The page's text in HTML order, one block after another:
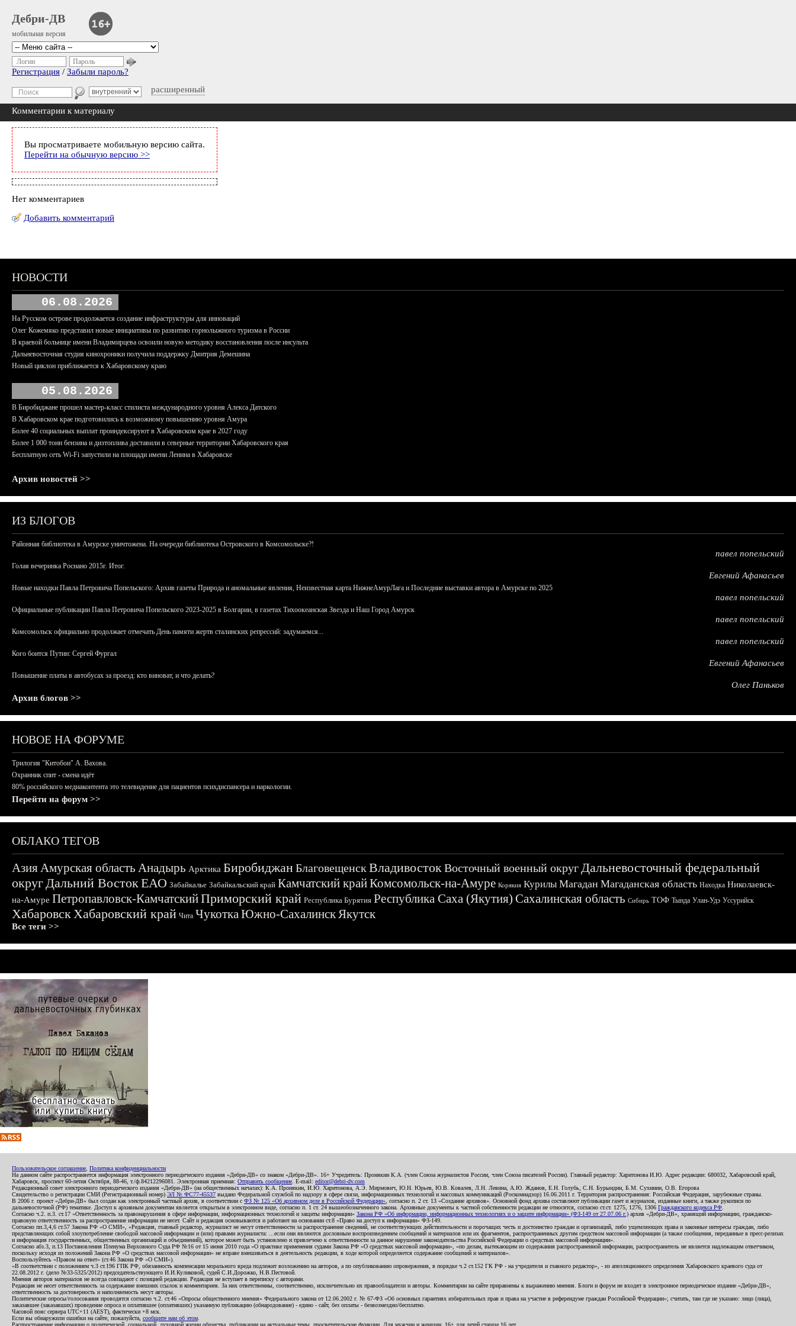
Дебри-ДВ
мобильная версия
расширенный
Логин Пароль
Регистрация / Забыли пароль?
Комментарии к материалу
Вы просматриваете мобильную версию сайта.
Перейти на обычную версию >>
Нет комментариев
Добавить комментарий
НОВОСТИ
06.08.2026
На Русском острове продолжается создание инфраструктуры для инноваций
Олег Кожемяко представил новые инициативы по развитию горнолыжного туризма в России
В краевой больнице имени Владимирцева освоили новую методику восстановления после инсульта
Дальневосточная студия кинохроники получила поддержку Дмитрия Демешина
Новый циклон приближается к Хабаровскому краю
05.08.2026
В Биробиджане прошел мастер-класс стилиста международного уровня Алекса Датского
В Хабаровском крае подготовились к возможному повышению уровня Амура
Более 40 социальных выплат проиндексируют в Хабаровском крае в 2027 году
Более 1 000 тонн бензина и дизтоплива доставили в северные территории Хабаровского края
Бесплатную сеть Wi-Fi запустили на площади имени Ленина в Хабаровске
Архив новостей >>
ИЗ БЛОГОВ
Районная библиотека в Амурске уничтожена. На очереди библиотека Островского в Комсомольске?!
павел попельский
Голая вечеринка Роснано 2015г. Итог.
Евгений Афанасьев
Новые находки Павла Петровича Попельского: Архив газеты Природа и аномальные явления, Неизвестная карта НижнеАмурЛага и Последние выставки автора в Амурске по 2025
павел попельский
Официальные публикации Павла Петровича Попельского 2023-2025 в Болгарии, в газетах Тихоокеанская Звезда и Наш Город Амурск
павел попельский
Комсомольск официально продолжает отмечать День памяти жертв сталинских репрессий: задумаемся...
павел попельский
Кого боится Путин: Сергей Фургал
Евгений Афанасьев
Повышение платы в автобусах за проезд: кто виноват, и что делать?
Олег Паньков
Архив блогов >>
НОВОЕ НА ФОРУМЕ
Трилогия "Китобои" А. Вахова.
Охранник спит - смена идёт
80% российского медиаконтента это телевидение для пациентов психдиспансера и наркологии.
Перейти на форум >>
ОБЛАКО ТЕГОВ
АзияАмурская область Анадырь Арктика БиробиджанБлаговещенскВладивостокВосточный военный округДальневосточный федеральный
округДальний ВостокЕАО Забайкалье Забайкальский край Камчатский крайКомсомольск-на-Амуре Корякия Курилы Магадан Магаданская область Находка Николаевск-
на-Амуре Петропавловск-КамчатскийПриморский край Республика Бурятия Республика Саха (Якутия) Сахалинская область Сибирь ТОФ Тында Улан-Удэ Уссурийск
ХабаровскХабаровский край Чита ЧукоткаЮжно-СахалинскЯкутск
Все теги >>
Пользовательское соглашение Политика конфиденциальности
На данном сайте распространяется информация электронного периодического издания «Дебри-ДВ» со знаком «Дебри-ДВ». 16+ Учредитель: Пронякин К.А. (член Союза журналистов России, член Союза писателей России). Главный редактор: Харитонова И.Ю. Адрес редакции: 680032, Хабаровский край,
Хабаровск, проспект 60-летия Октября, 88-46, т./ф.84212296081. Электронная приемная: Отправить сообщение . E-mail: editor@debri-dv.com
Редакционный совет электронного периодического издания «Дебри-ДВ» (на общественных началах): К.А. Пронякин, И.Ю. Харитонова, А.Э. Мирмович, Ю.Н. Юрьев, Ю.В. Ковалев, Л.Н. Левина, А.Ю. Жданов, Е.Н. Голубь, С.Н. Бурындин, Б.М. Сухинин, О.В. Егорова
Свидетельство о регистрации СМИ (Регистрационный номер) ЭЛ № ФС77-45537 выдано Федеральной службой по надзору в сфере связи, информационных технологий и массовых коммуникаций (Роскомнадзор) 16.06.2011 г. Территория распространения: Российская Федерация, зарубежные страны.
В 2006 г. проект «Дебри-ДВ» был создан как электронный частный архив, в соответствии с ФЗ № 125 «Об архивном деле в Российской Федерации» , согласно п. 2 ст. 13 «Создание архивов». Основной фонд архива составляют публикации газет и журналов, изданные книги, а также рукописи по
дальневосточной (РФ) тематике. Доступ к архивным документам является открытым в электронном виде, согласно п. 1 ст. 24 вышеобозначенного закона. Архивные документы к частной собственности редакции не относятся, согласно ст.ст. 1275, 1276, 1306 Гражданского кодекса РФ
Согласно ч.2. п.3. ст.17 «Ответственность за правонарушения в сфере информации, информационных технологий и защиты информации» Закона РФ «Об информации, информационных технологиях и о защите информации» (ФЗ-149 от 27.07.06 г.) архив «Дебри-ДВ», хранящий информацию, гражданско-
правовую ответственность за распространение информации не несет. Сайт и редакция основываются и работают на основании ст.8 «Право на доступ к информации» ФЗ-149.
Согласно пп.3,4,6 ст.57 Закона РФ «О СМИ», «Редакция, главный редактор, журналист не несут ответственности за распространение сведений, не соответствующих действительности и порочащих честь и достоинство граждан и организаций, либо ущемляющих права и законные интересы граждан, либо
представляющих собой злоупотребление свободой массовой информации и (или) правами журналиста: ...если они являются дословным воспроизведением сообщений и материалов или их фрагментов, распространенных другим средством массовой информации (а также сообщения, переданные в пресс-релизах
и информация государственных, общественных организаций и объединений), которое может быть установлено и привлечено к ответственности за данное нарушение законодательства Российской Федерации о средствах массовой информации».
Согласно абз.3, п.13 Постановления Пленума Верховного Суда РФ №16 от 15 июня 2010 года «О практике применения судами Закона РФ «О средствах массовой информации», «по делам, вытекающим из содержания распространенной информации, распространитель не является надлежащим ответчиком,
поскольку исходя из положений Закона РФ «О средствах массовой информации» не вправе вмешиваться в деятельность редакции, в ходе которой определяется содержание сообщений и материалов».
Воспользуйтесь «Правом на ответ» (ст.46 Закона РФ «О СМИ»).
«В соответствии с положением ч.3 ст.196 ГПК РФ, обязанность компенсации морального вреда подлежит возложению на авторов, а по опубликованию опровержения, в порядке ч.2 ст.152 ГК РФ - на учредителя и главного редактор», - из апелляционного определения Хабаровского краевого суда от
22.08.2012 г. (дело №33-5325/2012) председательствующего И.И.Куликовой, судей С.И.Дорожко, Н.В.Пестовой.
Мнения авторов материалов не всегда совпадают с позицией редакции. Редакция не вступает в переписку с авторами.
Редакция не несет ответственность за содержание внешних ссылок и комментариев. За них ответственны, соответственно, исключительно их правообладатели и авторы. Комментарии на сайте приравнены к выражению мнения. Блоги и форум не входят в электронное периодическое издание «Дебри-ДВ»,
ответственность за достоверность и наполняемость несут авторы.
Политические опросы/голосования проводятся согласно ч.2. ст.46 «Опросы общественного мнения» Федерального закона от 12.06.2002 г. № 67-ФЗ «Об основных гарантиях избирательных прав и права на участие в референдуме граждан Российской Федерации»; считать, там где не указано: лицо (лица),
заказавшее (заказавших) проведение опроса и оплатившее (оплативших) указанную публикацию (обнародование) - едино - сайт, без оплаты - безвозмездно/бесплатно.
Часовой пояс сервера UTC+11 (AEST), фактически +8 мск.
Если вы обнаружили ошибки на сайте, пожалуйста, сообщите нам об этом
Распространение информации о политической, социальной, духовной жизни общества, публикации на актуальные темы, просветительские функции. Для мужчин и женщин. 16+ для детей старше 16 лет.